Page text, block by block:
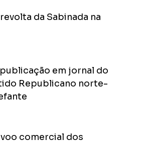
da Sabinada na
em jornal do
Republicano norte-
comercial dos